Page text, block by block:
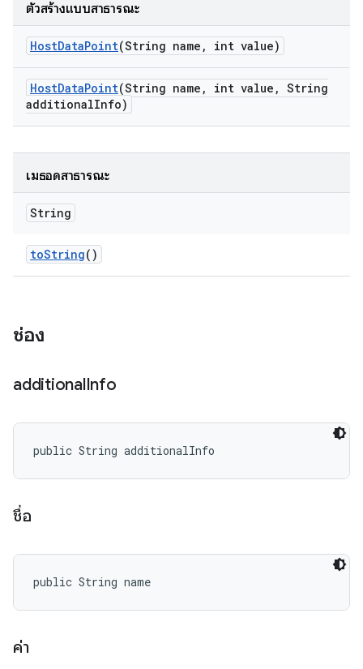
ตัวสร้างแบบสาธารณะ
HostDataPoint(String name , int value)
HostDataPoint(String name , int value , String
additionalInfo)
เมธอดสาธารณะ
String
toString()
ช่อง
additionalInfo
public String additionalInfo
ชื่อ
public String name
ค่า